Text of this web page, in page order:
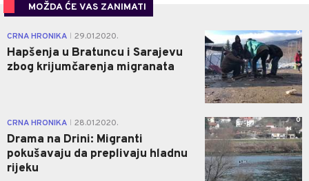
MOŽDA ĆE VAS ZANIMATI
CRNA HRONIKA 29.01.2020.
Hapšenja u Bratuncu i Sarajevu
zbog krijumčarenja migranata
0
CRNA HRONIKA 28.01.2020.
Drama na Drini: Migranti
pokušavaju da preplivaju hladnu
rijeku
0